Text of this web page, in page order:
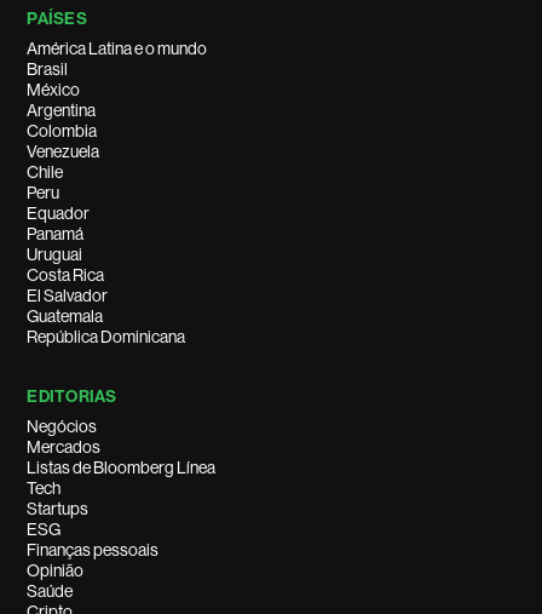
PAÍSES
América Latina e o mundo
Brasil
México
Argentina
Colombia
Venezuela
Chile
Peru
Equador
Panamá
Uruguai
Costa Rica
El Salvador
Guatemala
República Dominicana
EDITORIAS
Negócios
Mercados
Listas de Bloomberg Línea
Tech
Startups
ESG
Finanças pessoais
Opinião
Saúde